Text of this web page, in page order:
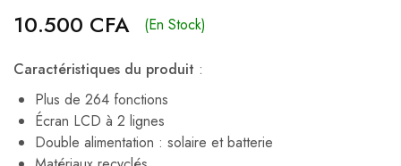
10.500 CFA (En Stock)
Caractéristiques du produit :
Plus de 264 fonctions
Écran LCD à 2 lignes
Double alimentation : solaire et batterie